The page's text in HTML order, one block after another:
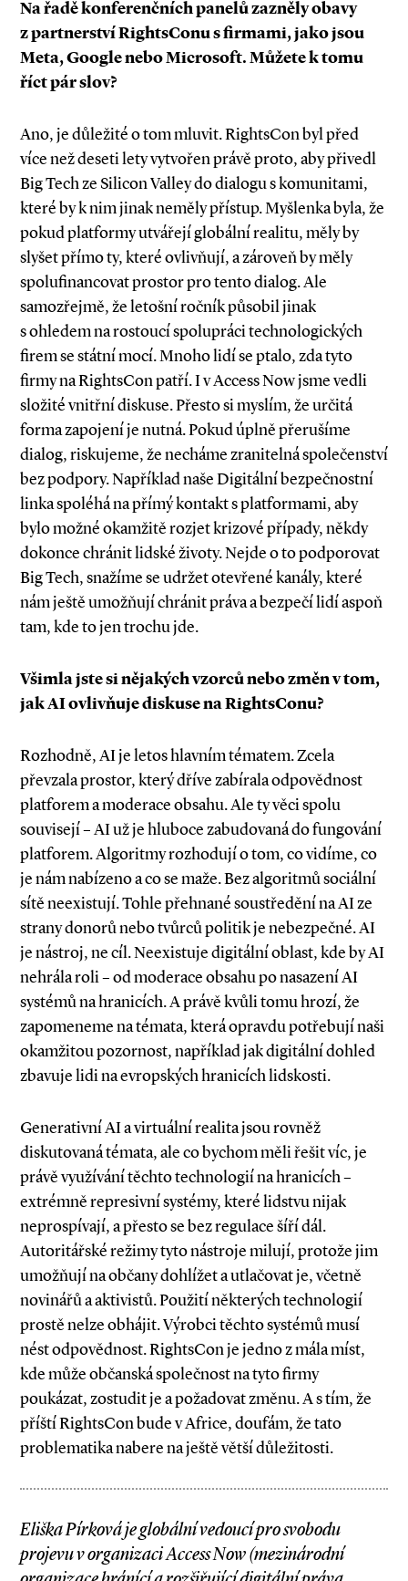
Na řadě konferenčních panelů zazněly obavy
z partnerství RightsConu s firmami, jako jsou
Meta, Google nebo Microsoft. Můžete k tomu
říct pár slov?
Ano, je důležité o tom mluvit. RightsCon byl před
více než deseti lety vytvořen právě proto, aby přivedl
Big Tech ze Silicon Valley do dialogu s komunitami,
které by k nim jinak neměly přístup. Myšlenka byla, že
pokud platformy utvářejí globální realitu, měly by
slyšet přímo ty, které ovlivňují, a zároveň by měly
spolufinancovat prostor pro tento dialog. Ale
samozřejmě, že letošní ročník působil jinak
s ohledem na rostoucí spolupráci technologických
firem se státní mocí. Mnoho lidí se ptalo, zda tyto
firmy na RightsCon patří. I v Access Now jsme vedli
složité vnitřní diskuse. Přesto si myslím, že určitá
forma zapojení je nutná. Pokud úplně přerušíme
dialog, riskujeme, že necháme zranitelná společenství
bez podpory. Například naše Digitální bezpečnostní
linka spoléhá na přímý kontakt s platformami, aby
bylo možné okamžitě rozjet krizové případy, někdy
dokonce chránit lidské životy. Nejde o to podporovat
Big Tech, snažíme se udržet otevřené kanály, které
nám ještě umožňují chránit práva a bezpečí lidí aspoň
tam, kde to jen trochu jde.
Všimla jste si nějakých vzorců nebo změn v tom,
jak AI ovlivňuje diskuse na RightsConu?
Rozhodně, AI je letos hlavním tématem. Zcela
převzala prostor, který dříve zabírala odpovědnost
platforem a moderace obsahu. Ale ty věci spolu
souvisejí – AI už je hluboce zabudovaná do fungování
platforem. Algoritmy rozhodují o tom, co vidíme, co
je nám nabízeno a co se maže. Bez algoritmů sociální
sítě neexistují. Tohle přehnané soustředění na AI ze
strany donorů nebo tvůrců politik je nebezpečné. AI
je nástroj, ne cíl. Neexistuje digitální oblast, kde by AI
nehrála roli – od moderace obsahu po nasazení AI
systémů na hranicích. A právě kvůli tomu hrozí, že
zapomeneme na témata, která opravdu potřebují naši
okamžitou pozornost, například jak digitální dohled
zbavuje lidi na evropských hranicích lidskosti.
Generativní AI a virtuální realita jsou rovněž
diskutovaná témata, ale co bychom měli řešit víc, je
právě využívání těchto technologií na hranicích –
extrémně represivní systémy, které lidstvu nijak
neprospívají, a přesto se bez regulace šíří dál.
Autoritářské režimy tyto nástroje milují, protože jim
umožňují na občany dohlížet a utlačovat je, včetně
novinářů a aktivistů. Použití některých technologií
prostě nelze obhájit. Výrobci těchto systémů musí
nést odpovědnost. RightsCon je jedno z mála míst,
kde může občanská společnost na tyto firmy
poukázat, zostudit je a požadovat změnu. A s tím, že
příští RightsCon bude v Africe, doufám, že tato
problematika nabere na ještě větší důležitosti.
Eliška Pírková je globální vedoucí pro svobodu
projevu v organizaci Access Now (mezinárodní